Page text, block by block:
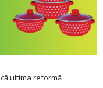
ultima reformă